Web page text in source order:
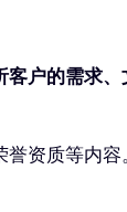
户的需求
资质等内